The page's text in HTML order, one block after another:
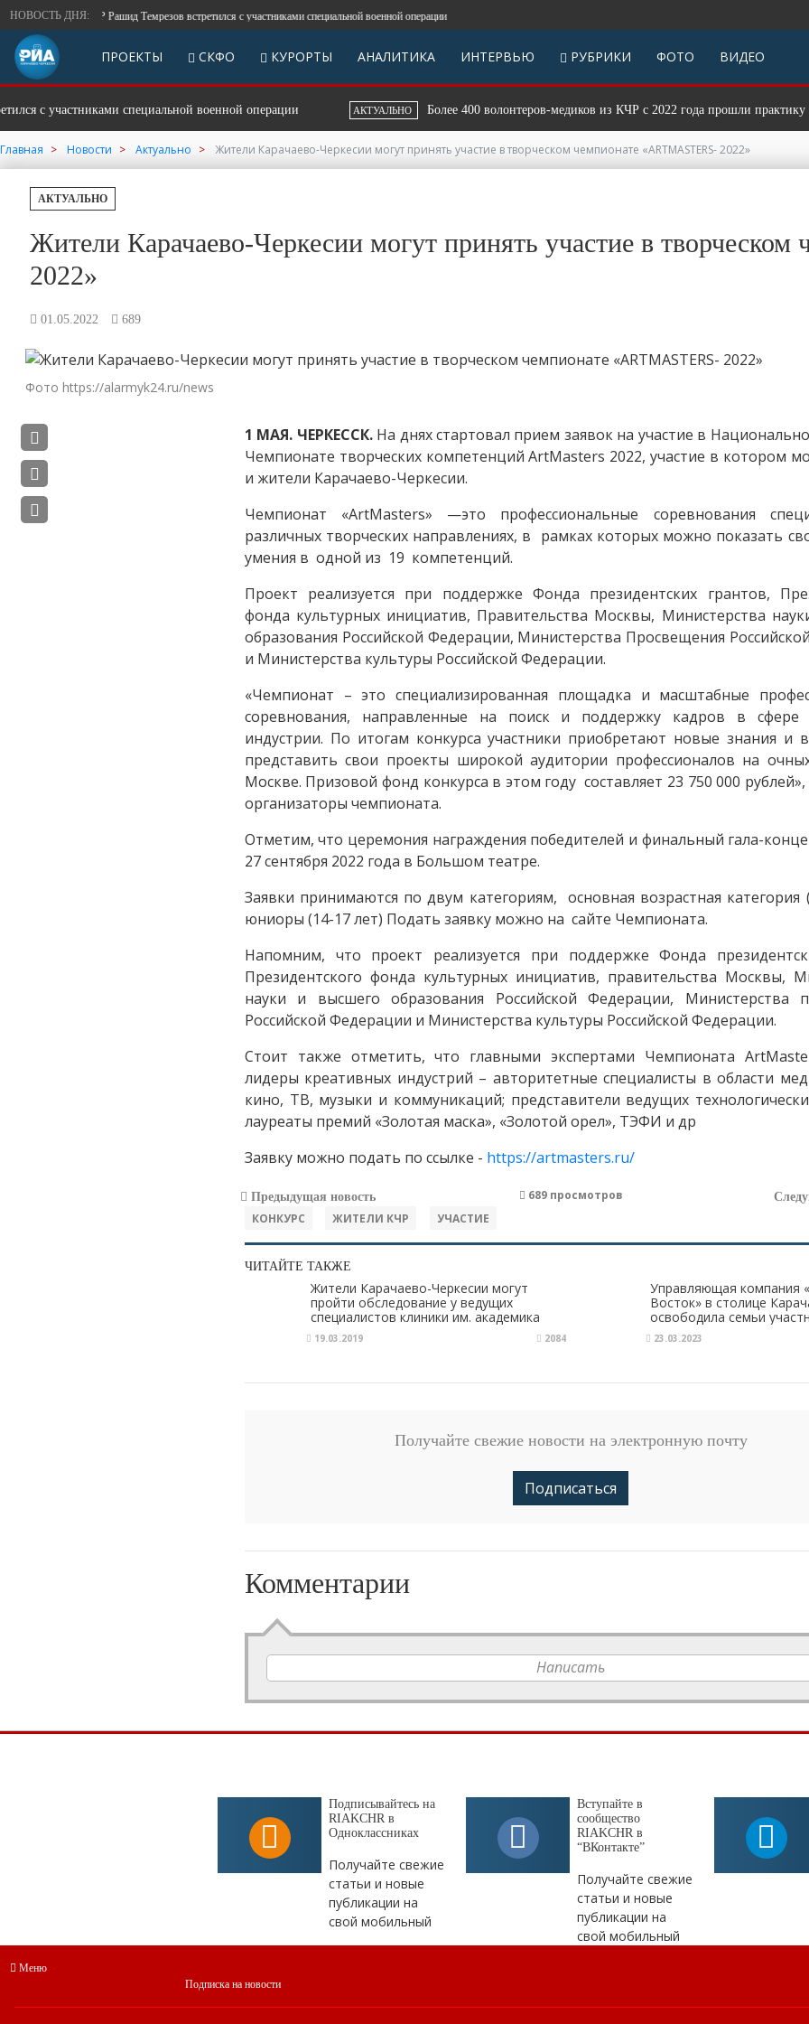
НОВОСТЬ ДНЯ:
Глава КЧР Рашид Темрезов встретился с участниками специальной военной операции
ПРОЕКТЫ СКФО КУРОРТЫ АНАЛИТИКА ИНТЕРВЬЮ РУБРИКИ ФОТО ВИДЕО
участниками специальной военной операции АКТУАЛЬНО Более 400 волонтеров-медиков из КЧР с 2022 года прошли практику в
Главная Новости Актуально Жители Карачаево-Черкесии могут принять участие в творческом чемпионате «ARTMASTERS- 2022»
АКТУАЛЬНО
Жители Карачаево-Черкесии могут принять участие в
2022»
01.05.2022 689
Фото https://alarmyk24.ru/news
1 МАЯ. ЧЕРКЕССК. На днях стартовал прием заявок на участие в
Чемпионате творческих компетенций ArtMasters 2022, участие в котором
и жители Карачаево-Черкесии.
Чемпионат «ArtMasters» —это профессиональные соревнования
различных творческих направлениях, в рамках которых можно показать
умения в одной из 19 компетенций.
Проект реализуется при поддержке Фонда президентских грантов,
фонда культурных инициатив, Правительства Москвы, Министерства
образования Российской Федерации, Министерства Просвещения
и Министерства культуры Российской Федерации.
«Чемпионат – это специализированная площадка и масштабные
соревнования, направленные на поиск и поддержку кадров в сфере
индустрии. По итогам конкурса участники приобретают новые знания и
представить свои проекты широкой аудитории профессионалов на
Москве. Призовой фонд конкурса в этом году составляет 23 750 000 рублей»,
организаторы чемпионата.
Отметим, что церемония награждения победителей и финальный гала-
27 сентября 2022 года в Большом театре.
Заявки принимаются по двум категориям, основная возрастная категория
юниоры (14-17 лет) Подать заявку можно на сайте Чемпионата.
Напомним, что проект реализуется при поддержке Фонда
Президентского фонда культурных инициатив, правительства Москвы,
науки и высшего образования Российской Федерации, Министерства
Российской Федерации и Министерства культуры Российской Федерации.
Стоит также отметить, что главными экспертами Чемпионата
лидеры креативных индустрий – авторитетные специалисты в области
кино, ТВ, музыки и коммуникаций; представители ведущих
лауреаты премий «Золотая маска», «Золотой орел», ТЭФИ и др
Заявку можно подать по ссылке - https://artmasters.ru/
Предыдущая новость 689 просмотров
КОНКУРС ЖИТЕЛИ КЧР УЧАСТИЕ
ЧИТАЙТЕ ТАКЖЕ
Жители Карачаево-Черкесии могут
пройти обследование у ведущих
специалистов клиники им. академика
С.Н.Федорова
19.03.2019 2084
Управляющая компания
Восток» в столице
освободила семьи
оплаты за содержание
23.03.2023
Получайте свежие новости на электронную почту
Подписаться
Комментарии
Написать
Подписывайтесь на
RIAKCHR в
Одноклассниках
Получайте свежие
статьи и новые
публикации на
свой мобильный
Вступайте в
сообщество
RIAKCHR в
“ВКонтакте”
Получайте свежие
статьи и новые
публикации на
свой мобильный
Меню
Подписка на новости